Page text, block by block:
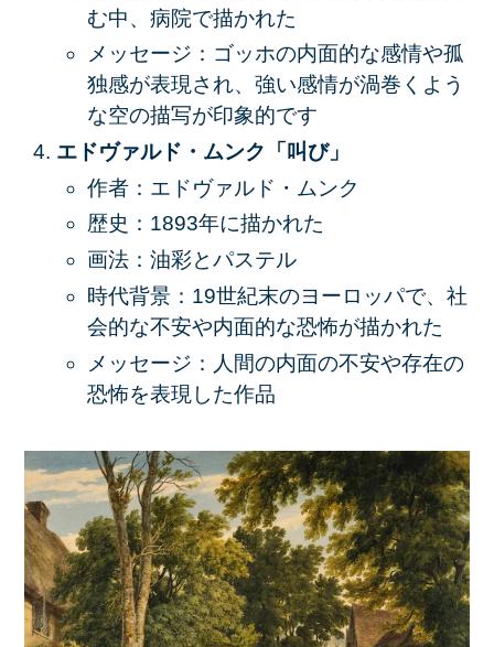
む中、病院で描かれた
メッセージ：ゴッホの内面的な感情や孤
独感が表現され、強い感情が渦巻くよう
な空の描写が印象的です
エドヴァルド・ムンク「叫び」
作者：エドヴァルド・ムンク
歴史：1893年に描かれた
画法：油彩とパステル
時代背景：19世紀末のヨーロッパで、社
会的な不安や内面的な恐怖が描かれた
メッセージ：人間の内面の不安や存在の
恐怖を表現した作品